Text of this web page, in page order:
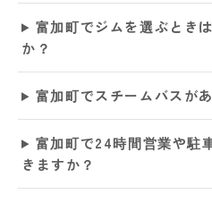
富加町でジムを選ぶとき
か？
富加町でスチームバスが
富加町で24時間営業や駐
きますか？